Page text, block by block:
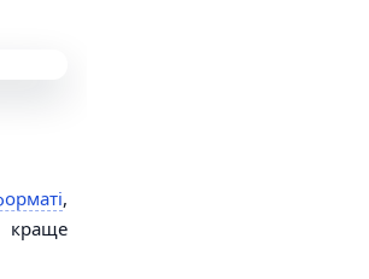
,
краще